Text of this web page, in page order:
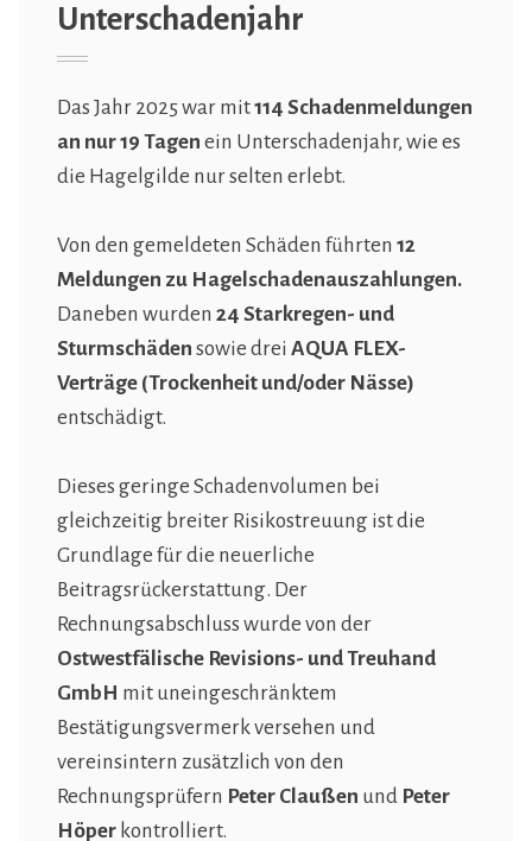
Unterschadenjahr
Das Jahr 2025 war mit114 Schadenmeldungen
an nur 19 Tagen ein Unterschadenjahr, wie es
die Hagelgilde nur selten erlebt.
Von den gemeldeten Schäden führten 12
Meldungen zu Hagelschadenauszahlungen.
Daneben wurden 24 Starkregen- und
Sturmschäden sowie drei AQUA FLEX-
Verträge (Trockenheit und/oder Nässe)
entschädigt.
Dieses geringe Schadenvolumen bei
gleichzeitig breiter Risikostreuung ist die
Grundlage für die neuerliche
Beitragsrückerstattung. Der
Rechnungsabschluss wurde von der
Ostwestfälische Revisions- und Treuhand
GmbH mit uneingeschränktem
Bestätigungsvermerk versehen und
vereinsintern zusätzlich von den
Rechnungsprüfern Peter Claußen und Peter
Höper kontrolliert.